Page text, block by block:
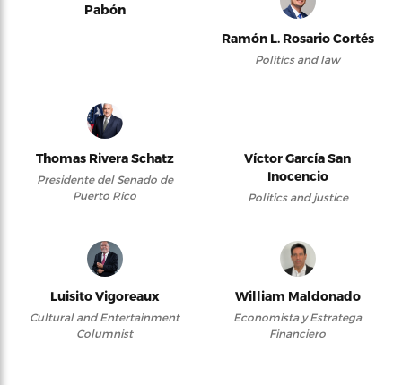
Pabón
Ramón L. Rosario Cortés
Politics and law
Thomas Rivera Schatz
Presidente del Senado de
Puerto Rico
Víctor García San
Inocencio
Politics and justice
Luisito Vigoreaux
Cultural and Entertainment
Columnist
William Maldonado
Economista y Estratega
Financiero